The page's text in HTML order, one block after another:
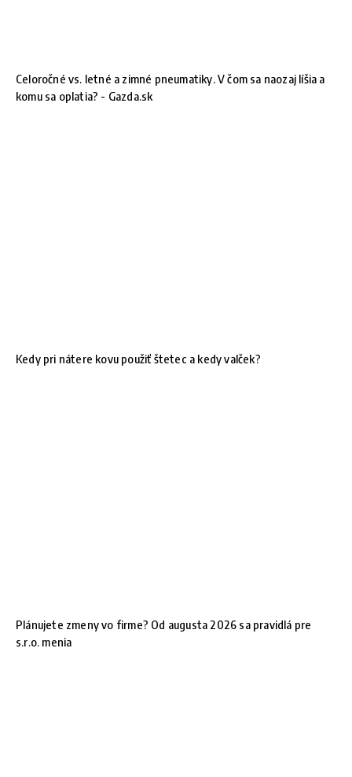
Celoročné vs. letné a zimné pneumatiky. V čom sa naozaj líšia a
komu sa oplatia? - Gazda.sk
Kedy pri nátere kovu použiť štetec a kedy valček?
Plánujete zmeny vo firme? Od augusta 2026 sa pravidlá pre
s.r.o. menia